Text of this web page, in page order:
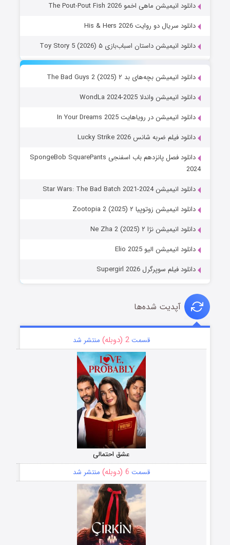
دانلود انیمیشن ماهی اخمو The Pout-Pout Fish 2026
دانلود سریال دو روایت His & Hers 2026
دانلود انیمیشن داستان اسباب‌بازی ۵ Toy Story 5 (2026)
دانلود انیمیشن بچه‌های بد ۲ The Bad Guys 2 (2025)
دانلود انیمیشن واندلا WondLa 2024-2025
دانلود انیمیشن در رویاهایت In Your Dreams 2025
دانلود فیلم ضربه شانس Lucky Strike 2026
دانلود فصل پانزدهم باب اسفنجی SpongeBob SquarePants
2024
دانلود انیمیشن Star Wars: The Bad Batch 2021-2024
دانلود انیمیشن زوتوپیا ۲ Zootopia 2 (2025)
دانلود انیمیشن نژا ۲ Ne Zha 2 (2025)
دانلود انیمیشن الیو Elio 2025
دانلود فیلم سوپرگرل Supergirl 2026
آپدیت شده‌ها
قسمت2 (دوبله) منتشر شد
عشق احتمالی
قسمت 6 (دوبله) منتشر شد